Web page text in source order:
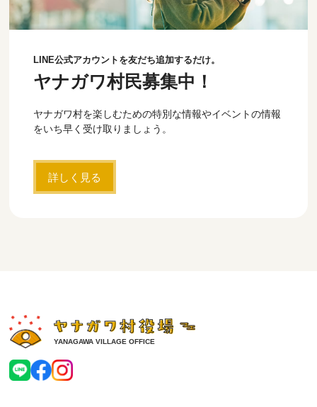
LINE公式アカウントを友だち追加するだけ。
ヤナガワ村民募集中！
ヤナガワ村を楽しむための特別な情報やイベントの情報
をいち早く受け取りましょう。
詳しく見る
YANAGAWA VILLAGE OFFICE